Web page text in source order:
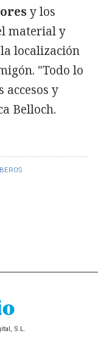
y los
material y
localización
"Todo lo
accesos y
Belloch.
S.L.